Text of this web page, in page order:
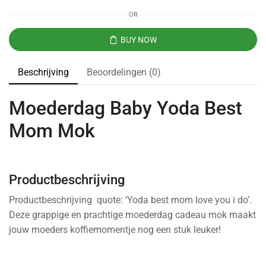
OR
BUY NOW
Beschrijving Beoordelingen (0)
Moederdag Baby Yoda Best
Mom Mok
Productbeschrijving
Productbeschrijving quote: ‘Yoda best mom love you i do’.
Deze grappige en prachtige moederdag cadeau mok maakt
jouw moeders koffiemomentje nog een stuk leuker!